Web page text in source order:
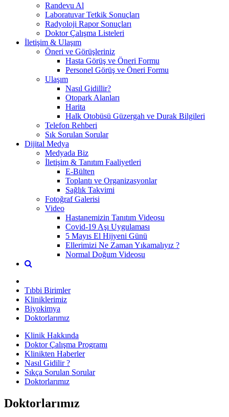
Randevu Al
Laboratuvar Tetkik Sonuçları
Radyoloji Rapor Sonuçları
Doktor Çalışma Listeleri
İletişim & Ulaşım
Öneri ve Görüşleriniz
Hasta Görüş ve Öneri Formu
Personel Görüş ve Öneri Formu
Ulaşım
Nasıl Gidillir?
Otopark Alanları
Harita
Halk Otobüsü Güzergah ve Durak Bilgileri
Telefon Rehberi
Sık Sorulan Sorular
Dijital Medya
Medyada Biz
İletişim & Tanıtım Faaliyetleri
E-Bülten
Toplantı ve Organizasyonlar
Sağlık Takvimi
Fotoğraf Galerisi
Video
Hastanemizin Tanıtım Videosu
Covid-19 Aşı Uygulaması
5 Mayıs El Hijyeni Günü
Ellerimizi Ne Zaman Yıkamalıyız ?
Normal Doğum Videosu
Tıbbi Birimler
Kliniklerimiz
Biyokimya
Doktorlarımız
Klinik Hakkında
Doktor Çalışma Programı
Klinikten Haberler
Nasıl Gidilir ?
Sıkça Sorulan Sorular
Doktorlarımız
Doktorlarımız